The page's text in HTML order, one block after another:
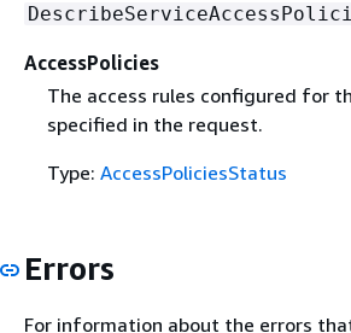
AccessPolicies
The access rules configured for
specified in the request.
Type: AccessPoliciesStatus
Errors
For information about the errors